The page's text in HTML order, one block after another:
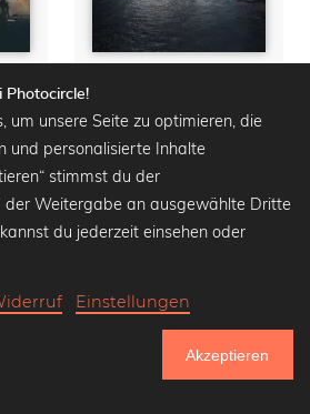
Wandbilder ab15,90 €
Photocircle!
um unsere Seite zu optimieren, die
und personalisierte Inhalte
stimmst du der
Weitergabe an ausgewählte Dritte
du jederzeit einsehen oder
Einstellungen
Akzeptieren